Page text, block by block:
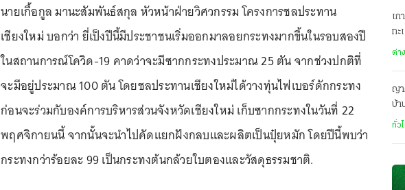
นายเกื้อกูล มานะสัมพันธ์สกุล หัวหน้าฝ่ายวิศวกรรม โครงการชลประทาน
เชียงใหม่ บอกว่า ยี่เป็งปีนี้มีประชาชนเริ่มออกมาลอยกระทงมากขึ้นในรอบสองปี
ในสถานการณ์โควิด-19 คาดว่าจะมีซากกระทงประมาณ 25 ตัน จากช่วงปกติที่
จะมีอยู่ประมาณ 100 ตัน โดยชลประทานเชียงใหม่ได้วางทุ่นไฟเบอร์ดักกระทง
ก่อนจะร่วมกับองค์การบริหารส่วนจังหวัดเชียงใหม่ เก็บซากกระทงในวันที่ 22
พฤศจิกายนนี้ จากนั้นจะนำไปคัดแยกฝังกลบและผลิตเป็นปุ๋ยหมัก โดยปีนี้พบว่า
กระทงกว่าร้อยละ 99 เป็นกระทงต้นกล้วยใบตองและวัสดุธรรมชาติ.
เก
ทะ
ส
ต่า
ญา
บ้า
คลั
ทั่ว